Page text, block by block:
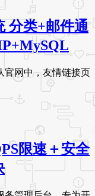
分类+邮件通
官网中，友情链接页
限速＋安全